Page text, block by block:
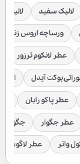
لالیک سفید لالیک
ورساچه اروس زنانه
عطر لانکوم ترزور
بوکت آیدل
عطر پاکو رابان
عطر جگوار جگوار
واتر عطر لاگوست